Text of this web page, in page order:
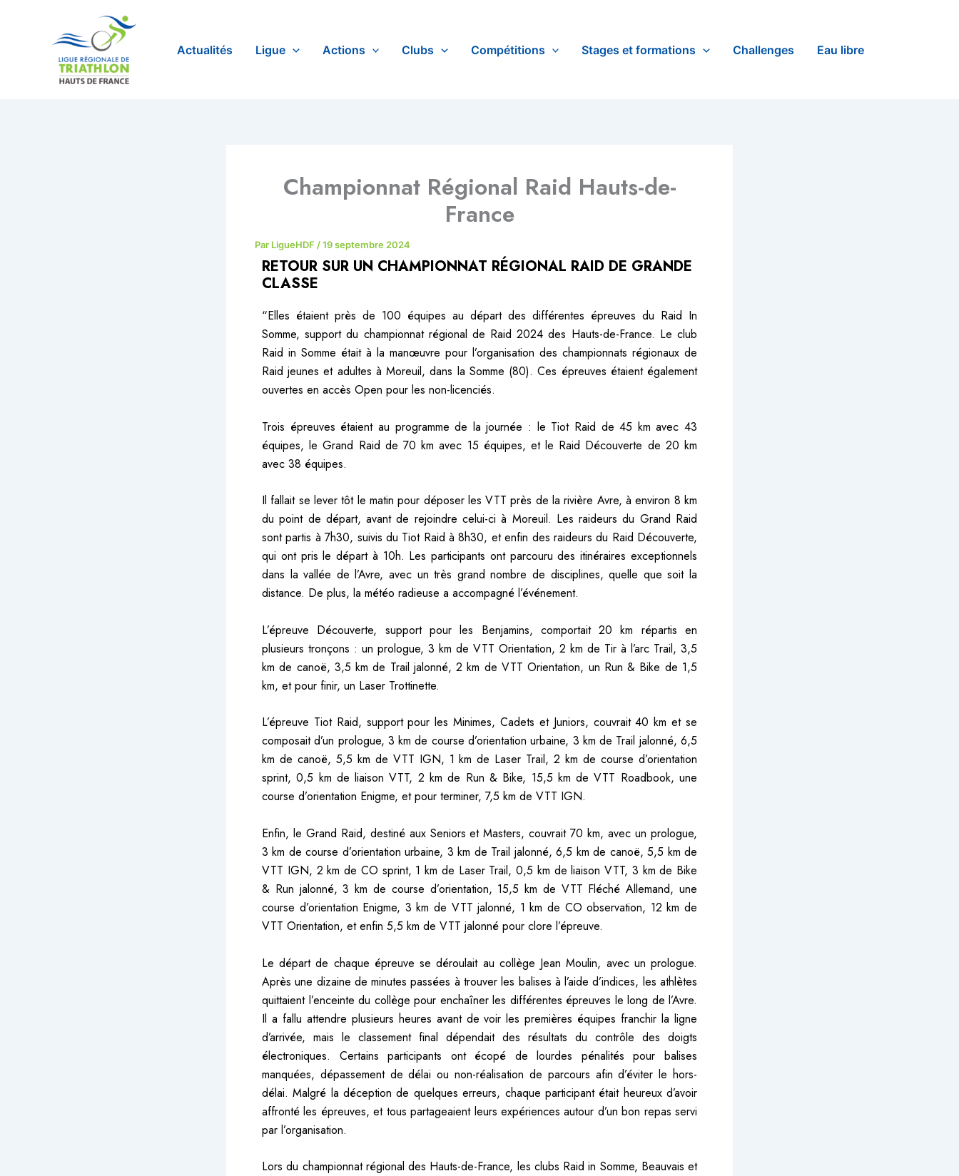
Actualités Ligue Actions Clubs Compétitions Stages et formations Challenges Eau libre
Championnat Régional Raid Hauts-de-
France
Par LigueHDF /19 septembre 2024
RETOUR SUR UN CHAMPIONNAT RÉGIONAL RAID DE GRANDE
CLASSE
“Elles étaient près de 100 équipes au départ des différentes épreuves du Raid In
Somme, support du championnat régional de Raid 2024 des Hauts-de-France. Le club
Raid in Somme était à la manœuvre pour l’organisation des championnats régionaux de
Raid jeunes et adultes à Moreuil, dans la Somme (80). Ces épreuves étaient également
ouvertes en accès Open pour les non-licenciés.
Trois épreuves étaient au programme de la journée : le Tiot Raid de 45 km avec 43
équipes, le Grand Raid de 70 km avec 15 équipes, et le Raid Découverte de 20 km
avec 38 équipes.
Il fallait se lever tôt le matin pour déposer les VTT près de la rivière Avre, à environ 8 km
du point de départ, avant de rejoindre celui-ci à Moreuil. Les raideurs du Grand Raid
sont partis à 7h30, suivis du Tiot Raid à 8h30, et enfin des raideurs du Raid Découverte,
qui ont pris le départ à 10h. Les participants ont parcouru des itinéraires exceptionnels
dans la vallée de l’Avre, avec un très grand nombre de disciplines, quelle que soit la
distance. De plus, la météo radieuse a accompagné l’événement.
L’épreuve Découverte, support pour les Benjamins, comportait 20 km répartis en
plusieurs tronçons : un prologue, 3 km de VTT Orientation, 2 km de Tir à l’arc Trail, 3,5
km de canoë, 3,5 km de Trail jalonné, 2 km de VTT Orientation, un Run & Bike de 1,5
km, et pour finir, un Laser Trottinette.
L’épreuve Tiot Raid, support pour les Minimes, Cadets et Juniors, couvrait 40 km et se
composait d’un prologue, 3 km de course d’orientation urbaine, 3 km de Trail jalonné, 6,5
km de canoë, 5,5 km de VTT IGN, 1 km de Laser Trail, 2 km de course d’orientation
sprint, 0,5 km de liaison VTT, 2 km de Run & Bike, 15,5 km de VTT Roadbook, une
course d’orientation Enigme, et pour terminer, 7,5 km de VTT IGN.
Enfin, le Grand Raid, destiné aux Seniors et Masters, couvrait 70 km, avec un prologue,
3 km de course d’orientation urbaine, 3 km de Trail jalonné, 6,5 km de canoë, 5,5 km de
VTT IGN, 2 km de CO sprint, 1 km de Laser Trail, 0,5 km de liaison VTT, 3 km de Bike
& Run jalonné, 3 km de course d’orientation, 15,5 km de VTT Fléché Allemand, une
course d’orientation Enigme, 3 km de VTT jalonné, 1 km de CO observation, 12 km de
VTT Orientation, et enfin 5,5 km de VTT jalonné pour clore l’épreuve.
Le départ de chaque épreuve se déroulait au collège Jean Moulin, avec un prologue.
Après une dizaine de minutes passées à trouver les balises à l’aide d’indices, les athlètes
quittaient l’enceinte du collège pour enchaîner les différentes épreuves le long de l’Avre.
Il a fallu attendre plusieurs heures avant de voir les premières équipes franchir la ligne
d’arrivée, mais le classement final dépendait des résultats du contrôle des doigts
électroniques. Certains participants ont écopé de lourdes pénalités pour balises
manquées, dépassement de délai ou non-réalisation de parcours afin d’éviter le hors-
délai. Malgré la déception de quelques erreurs, chaque participant était heureux d’avoir
affronté les épreuves, et tous partageaient leurs expériences autour d’un bon repas servi
par l’organisation.
Lors du championnat régional des Hauts-de-France, les clubs Raid in Somme, Beauvais et